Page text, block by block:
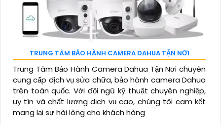
TRUNG TÂM BẢO HÀNH CAMERA DAHUA TẬN NƠI
Trung Tâm Bảo Hành Camera Dahua Tận Nơi chuyên
cung cấp dịch vụ sửa chữa, bảo hành camera Dahua
trên toàn quốc. Với đội ngũ kỹ thuật chuyên nghiệp,
uy tín và chất lượng dịch vụ cao, chúng tôi cam kết
mang lại sự hài lòng cho khách hàng